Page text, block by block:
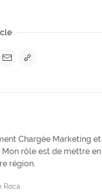
Chargée Marketing et
rôle est de mettre
région.
Roca